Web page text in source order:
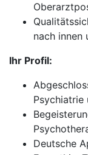
nach innen
Ihr Profil:
Psychiatrie
Deutsche